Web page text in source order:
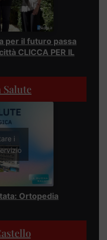
per il futuro passa
CLICCA PER IL
Salute
i
Ortopedia